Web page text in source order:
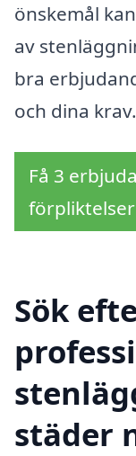
önskemål
av
bra
och dina krav.
Få 3
förpliktelser
Sök
städer